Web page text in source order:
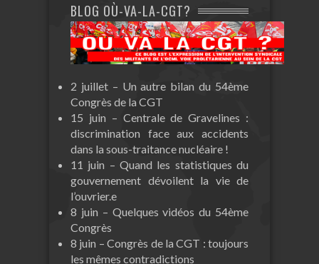
BLOG OÙ-VA-LA-CGT?
2 juillet – Un autre bilan du 54ème
Congrès de la CGT
15 juin – Centrale de Gravelines :
discrimination face aux accidents
dans la sous-traitance nucléaire !
11 juin – Quand les statistiques du
gouvernement dévoilent la vie de
l’ouvrier.e
8 juin – Quelques vidéos du 54ème
Congrès
8 juin – Congrès de la CGT : toujours
les mêmes contradictions